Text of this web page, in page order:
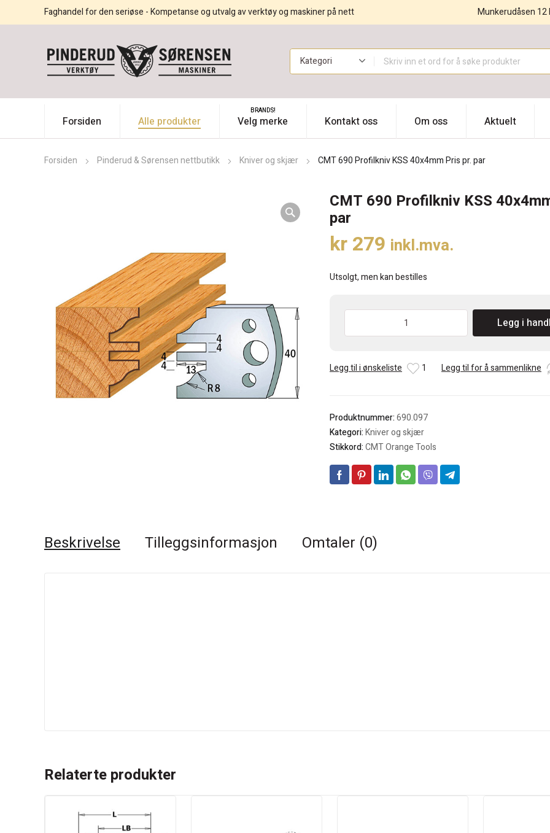
Faghandel for den seriøse - Kompetanse og utvalg av verktøy og maskiner på nett Munkerudåsen 12
Forsiden Alle produkter Velg merke
BRANDS!
Kontakt oss Om oss Aktuelt
Forsiden Pinderud & Sørensen nettbutikk Kniver og skjær CMT 690 Profilkniv KSS 40x4mm Pris pr. par
CMT 690 Profilkniv KSS
par
kr279 inkl.mva.
Utsolgt, men kan bestilles
40x4mm
antall
Legg i
Legg til i ønskeliste 1 Legg til for å sammenlikne
Produktnummer:690.097
Kategori:Kniver og skjær
Stikkord:CMT Orange Tools
Beskrivelse Tilleggsinformasjon Omtaler (0)
Relaterte produkter